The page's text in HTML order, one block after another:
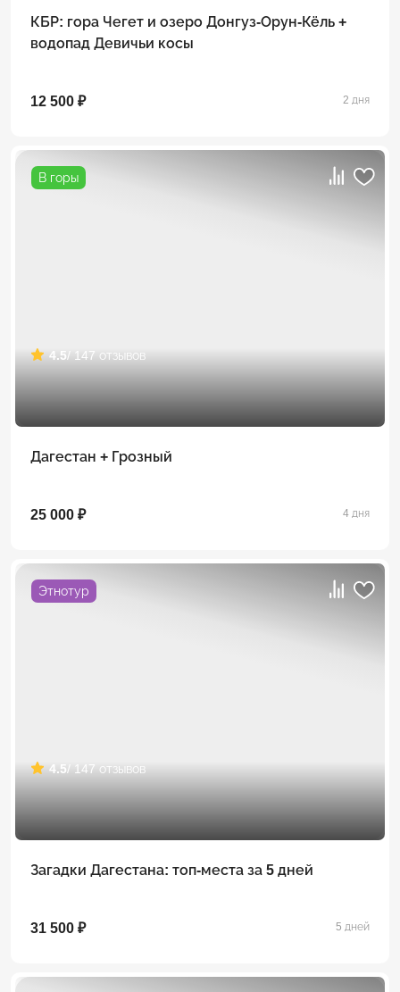
КБР: гора Чегет и озеро Донгуз-Орун-Кёль +
водопад Девичьи косы
12 500 ₽ 2 дня
В горы
4.5/ 147 отзывов
Дагестан + Грозный
25 000 ₽ 4 дня
Этнотур
4.5/ 147 отзывов
Загадки Дагестана: топ-места за 5 дней
31 500 ₽ 5 дней